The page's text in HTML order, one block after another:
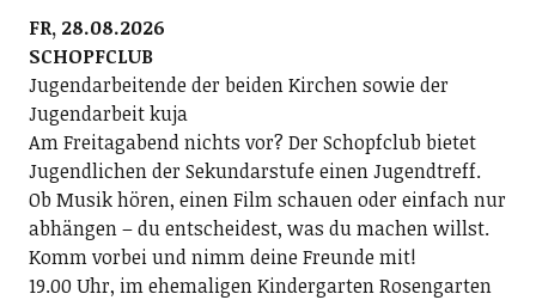
FR, 28.08.2026
SCHOPFCLUB
Jugendarbeitende der beiden Kirchen sowie der
Jugendarbeit kuja
Am Freitagabend nichts vor? Der Schopfclub bietet
Jugendlichen der Sekundarstufe einen Jugendtreff.
Ob Musik hören, einen Film schauen oder einfach nur
abhängen – du entscheidest, was du machen willst.
Komm vorbei und nimm deine Freunde mit!
19.00 Uhr, im ehemaligen Kindergarten Rosengarten